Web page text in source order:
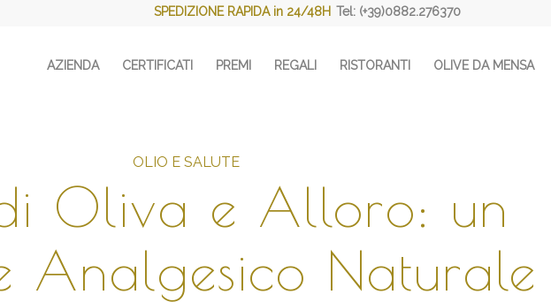
SPEDIZIONE RAPIDA in 24/48H Tel: (+39)0882.276370
AZIENDA CERTIFICATI PREMI REGALI RISTORANTI OLIVE DA MENSA
OLIO E SALUTE
Oliva e Alloro: un
Analgesico Naturale